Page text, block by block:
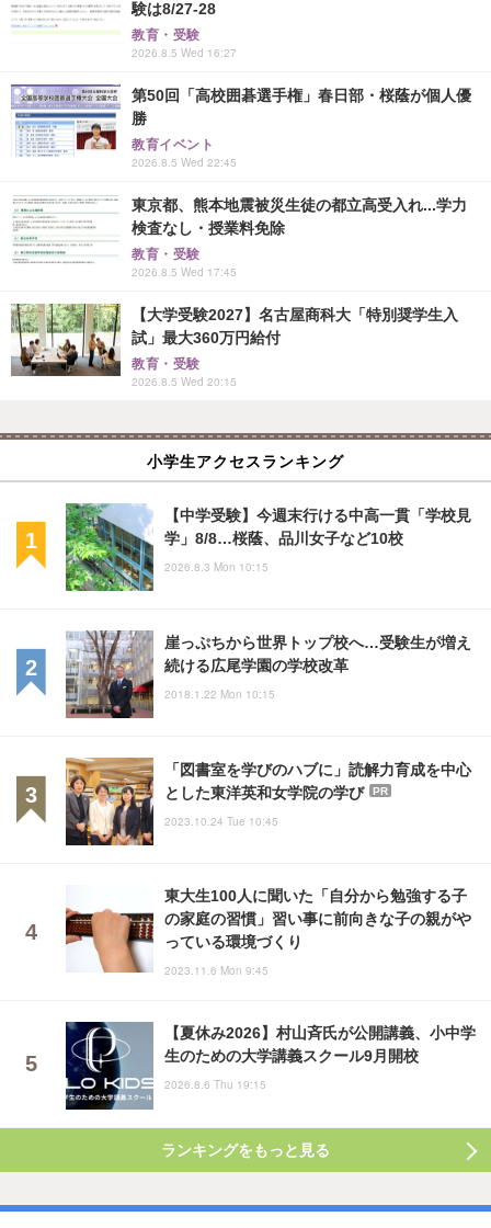
験は8/27-28
教育・受験
2026.8.5 Wed 16:27
第50回「高校囲碁選手権」春日部・桜蔭が個人優
勝
教育イベント
2026.8.5 Wed 22:45
東京都、熊本地震被災生徒の都立高受入れ...学力
検査なし・授業料免除
教育・受験
2026.8.5 Wed 17:45
【大学受験2027】名古屋商科大「特別奨学生入
試」最大360万円給付
教育・受験
2026.8.5 Wed 20:15
小学生アクセスランキング
【中学受験】今週末行ける中高一貫「学校見
学」8/8…桜蔭、品川女子など10校
2026.8.3 Mon 10:15
崖っぷちから世界トップ校へ…受験生が増え
続ける広尾学園の学校改革
2018.1.22 Mon 10:15
「図書室を学びのハブに」読解力育成を中心
とした東洋英和女学院の学び
PR
2023.10.24 Tue 10:45
東大生100人に聞いた「自分から勉強する子
の家庭の習慣」習い事に前向きな子の親がや
っている環境づくり
2023.11.6 Mon 9:45
【夏休み2026】村山斉氏が公開講義、小中学
生のための大学講義スクール9月開校
2026.8.6 Thu 19:15
ランキングをもっと見る